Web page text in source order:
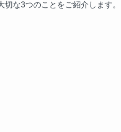
な3つのことをご紹介します。